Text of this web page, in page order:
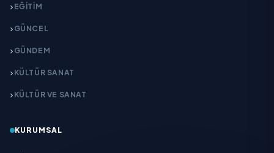
EĞITIM
GÜNCEL
GÜNDEM
KÜLTÜR SANAT
KÜLTÜR VE SANAT
KURUMSAL